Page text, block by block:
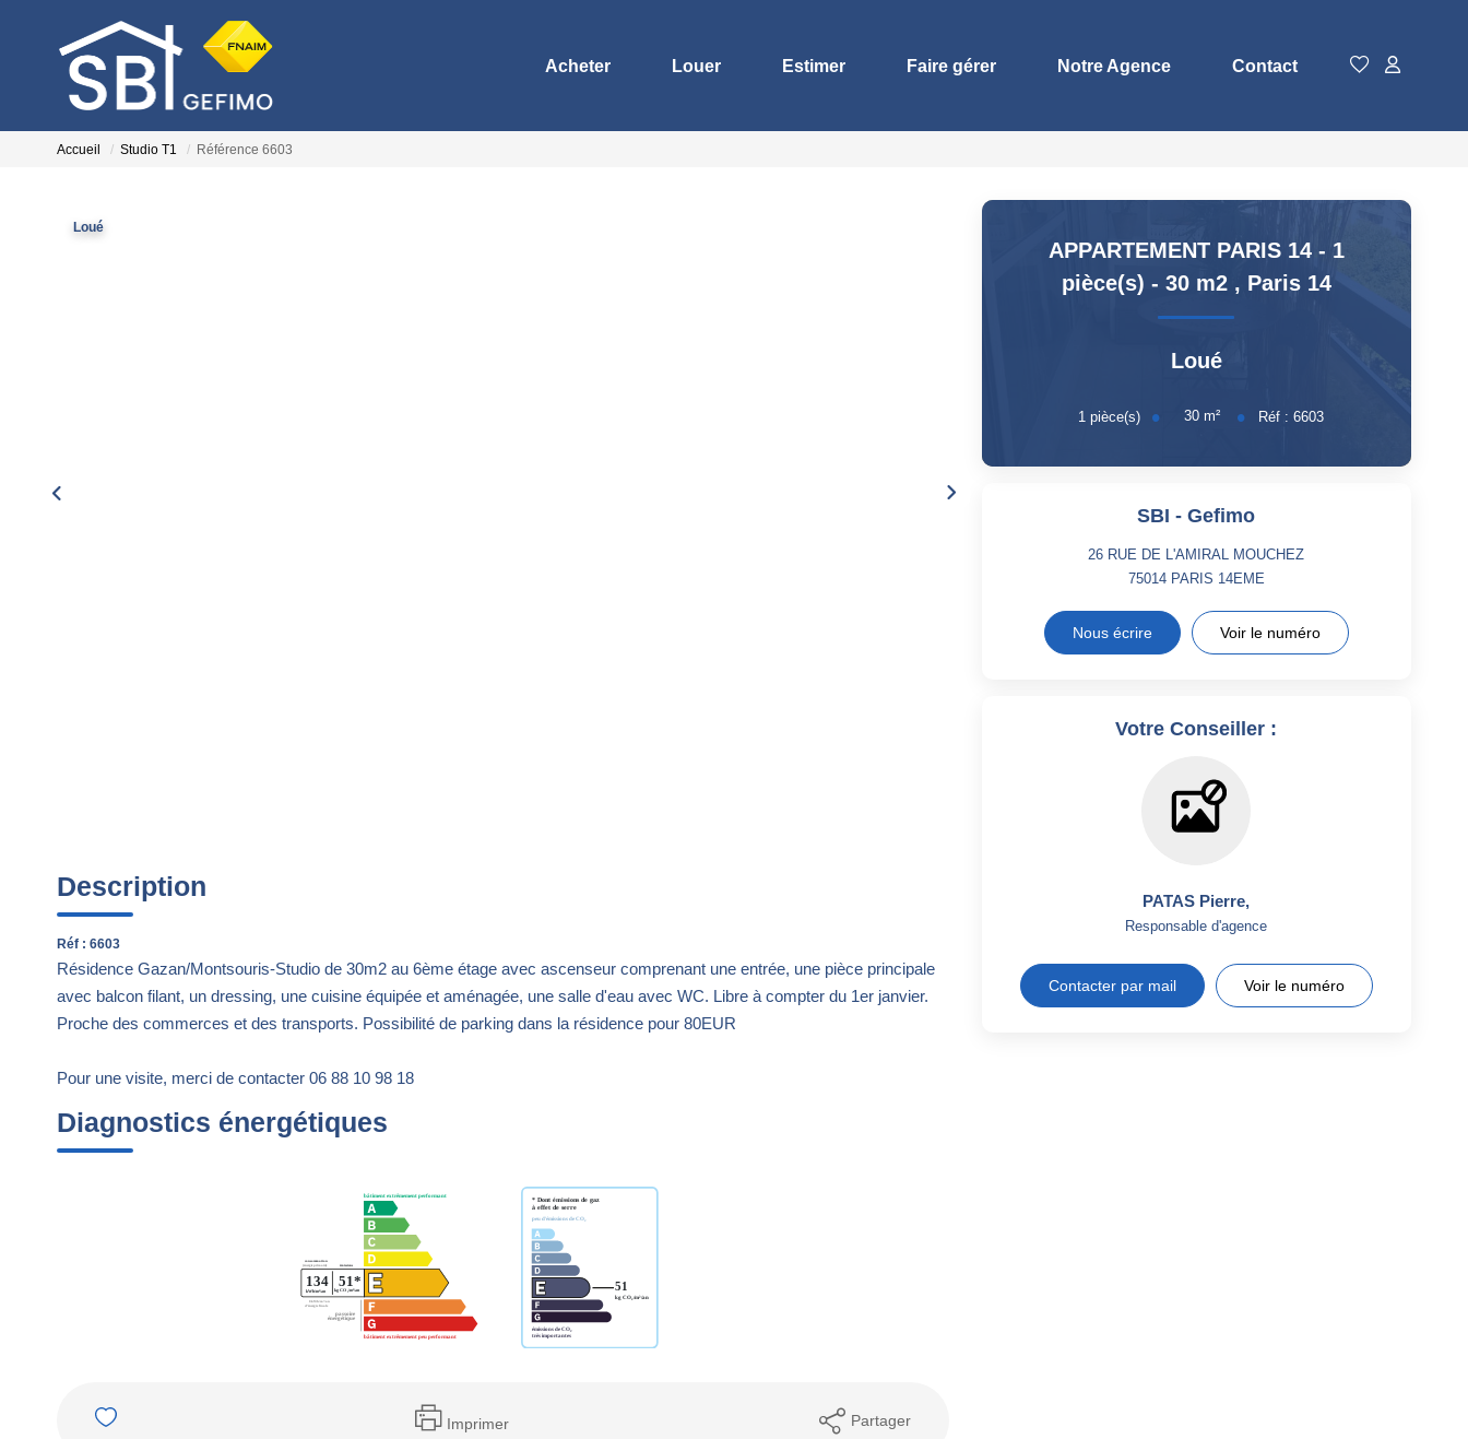
Acheter Louer Estimer Faire gérer Notre Agence Contact
Accueil Studio T1 Référence 6603
Loué
Description
Réf : 6603
Résidence Gazan/Montsouris-Studio de 30m2 au 6ème étage avec ascenseur comprenant une entrée, une pièce principale
avec balcon filant, un dressing, une cuisine équipée et aménagée, une salle d'eau avec WC. Libre à compter du 1er janvier.
Proche des commerces et des transports. Possibilité de parking dans la résidence pour 80EUR
Pour une visite, merci de contacter 06 88 10 98 18
Diagnostics énergétiques
Imprimer Partager
APPARTEMENT PARIS 14 - 1
pièce(s) - 30 m2 , Paris 14
Loué
1 pièce(s) 30 m² Réf : 6603
SBI - Gefimo
26 RUE DE L'AMIRAL MOUCHEZ
75014 PARIS 14EME
Nous écrire Voir le numéro
Votre Conseiller :
PATAS Pierre,
Responsable d'agence
Contacter par mail Voir le numéro